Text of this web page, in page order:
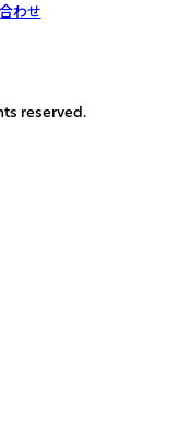
わせ
reserved.